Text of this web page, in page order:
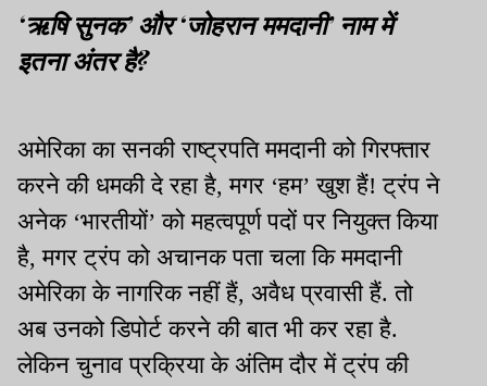
‘ऋषि सुनक’ और ‘जोहरान ममदानी’ नाम में
इतना अंतर है?
अमेरिका का सनकी राष्ट्रपति ममदानी को गिरफ्तार
करने की धमकी दे रहा है, मगर ‘हम’ खुश हैं! ट्रंप ने
अनेक ‘भारतीयों’ को महत्वपूर्ण पदों पर नियुक्त किया
है, मगर ट्रंप को अचानक पता चला कि ममदानी
अमेरिका के नागरिक नहीं हैं, अवैध प्रवासी हैं. तो
अब उनको डिपोर्ट करने की बात भी कर रहा है.
लेकिन चुनाव प्रक्रिया के अंतिम दौर में ट्रंप की